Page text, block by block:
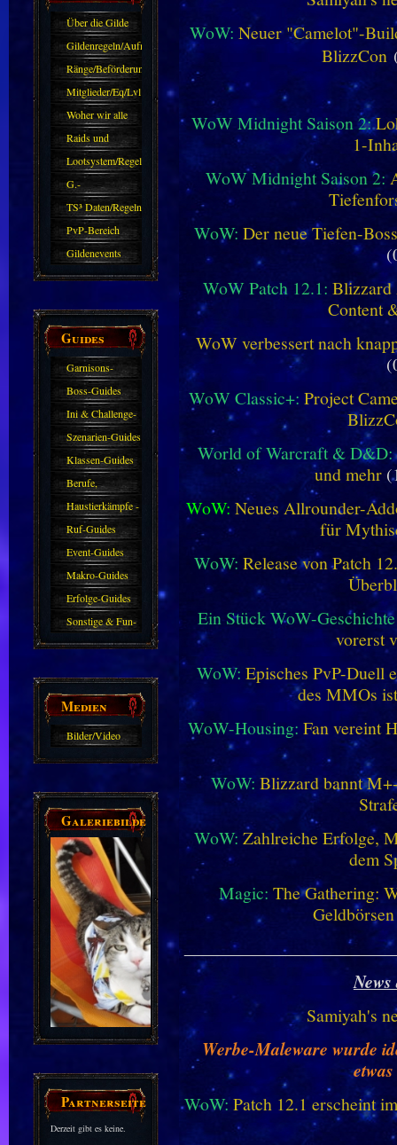
Über die Gilde
(DAW)
Gildenregeln/Aufnahme
Ränge/Beförderungen
Mitglieder/Eq/Lvl
Woher wir alle
kommen.
Raids und
Zubehör
Lootsystem/Regeln
G.-
Sparkasse/Goldleihen
TS³ Daten/Regeln
PvP-Bereich
Gildenevents
Guides
Garnisons-
Guides
Boss-Guides
Ini & Challenge-
Guides
Szenarien-Guides
Klassen-Guides
Berufe,
Farmkarten und
Haustiere
Haustierkämpfe -
Guide
Ruf-Guides
Event-Guides
Makro-Guides
Erfolge-Guides
Sonstige & Fun-
Guides
Medien
Bilder/Video
Galeriebilder
Partnerseiten
Derzeit gibt es keine.
WoW: Neuer "Camelot"-
BlizzCon
WoW Midnight Saison 2:
1-
WoW Midnight Saison 2:
WoW: Der neue Tiefen-
WoW Patch 12.1: Blizzard
Content
WoW verbessert nach
WoW Classic+: Project
World of Warcraft & D&D:
und mehr
WoW: Neues Allrounder-
für
WoW: Release von Patch
Ein Stück WoW-
vorerst
WoW: Episches PvP-Duell
des MMOs
WoW-Housing: Fan vereint
WoW:Blizzard bannt
WoW: Zahlreiche Erfolge,
dem
Magic: The Gathering:
Samiyah's
Werbe-Maleware wurde
WoW: Patch 12.1 erscheint